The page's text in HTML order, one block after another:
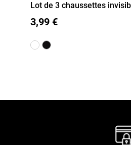
35/38
Lot de 3 chaussettes
3,99 €